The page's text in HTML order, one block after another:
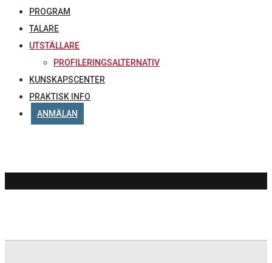
PROGRAM
TALARE
UTSTÄLLARE
PROFILERINGSALTERNATIV
KUNSKAPSCENTER
PRAKTISK INFO
ANMÄLAN